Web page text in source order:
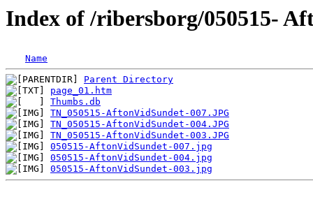
Index of /ribersborg/050515-
Name
Parent Directory
page_01.htm
Thumbs.db
TN_050515-AftonVidSundet-007.JPG
TN_050515-AftonVidSundet-004.JPG
TN_050515-AftonVidSundet-003.JPG
050515-AftonVidSundet-007.jpg
050515-AftonVidSundet-004.jpg
050515-AftonVidSundet-003.jpg